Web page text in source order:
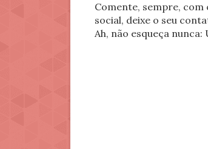
Comente, sempre, com
social, deixe o seu
Ah, não esqueça nunca: